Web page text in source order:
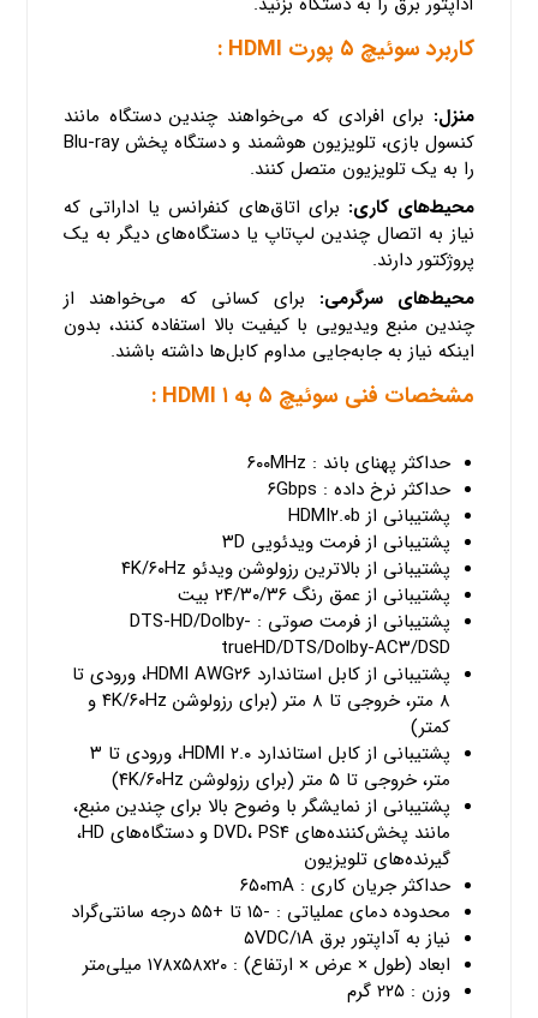
کاربرد سوئیچ ۵ پورت HDMI :
منزل: برای افرادی که می‌خواهند چندین دستگاه مانند
کنسول بازی، تلویزیون هوشمند و دستگاه پخش Blu-ray
را به یک تلویزیون متصل کنند.
محیط‌های کاری: برای اتاق‌های کنفرانس یا اداراتی که
نیاز به اتصال چندین لپ‌تاپ یا دستگاه‌های دیگر به یک
پروژکتور دارند.
محیط‌های سرگرمی: برای کسانی که می‌خواهند از
چندین منبع ویدیویی با کیفیت بالا استفاده کنند، بدون
اینکه نیاز به جابه‌جایی مداوم کابل‌ها داشته باشند.
مشخصات فنی سوئیچ ۵ به ۱ HDMI :
حداکثر پهنای باند : ۶۰۰MHz
حداکثر نرخ داده : ۶Gbps
پشتیبانی از HDMI۲.۰b
پشتیبانی از فرمت ویدئویی ۳D
پشتیبانی از بالاترین رزولوشن ویدئو ۴K/۶۰Hz
پشتیبانی از عمق رنگ ۲۴/۳۰/۳۶ بیت
پشتیبانی از فرمت صوتی : DTS-HD/Dolby-
trueHD/DTS/Dolby-AC۳/DSD
پشتیبانی از کابل استاندارد HDMI AWG۲۶، ورودی تا
۸ متر، خروجی تا ۸ متر (برای رزولوشن ۴K/۶۰Hz و
کمتر)
پشتیبانی از کابل استاندارد HDMI ۲.۰، ورودی تا ۳
متر، خروجی تا ۵ متر (برای رزولوشن ۴K/۶۰Hz)
پشتیبانی از نمایشگر با وضوح بالا برای چندین منبع،
مانند پخش‌کننده‌های DVD، PS۴ و دستگاه‌های HD،
گیرنده‌های تلویزیون
حداکثر جریان کاری : ۶۵۰mA
محدوده دمای عملیاتی : -۱۵ تا +۵۵ درجه سانتی‌گراد
نیاز به آداپتور برق ۵VDC/۱A
ابعاد (طول × عرض × ارتفاع) : ۱۷۸x۵۸x۲۰ میلی‌متر
وزن : ۲۲۵ گرم